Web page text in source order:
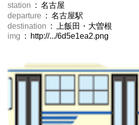
station : 名古屋
departure : 名古屋駅
destination : 上飯田・大曽根
img : http://.../6d5e1ea2.png